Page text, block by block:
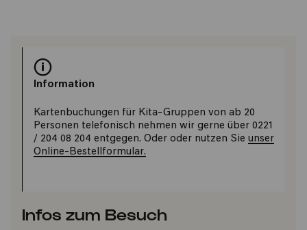
Information
Kartenbuchungen für Kita-Gruppen von ab 20
Personen telefonisch nehmen wir gerne über 0221
/ 204 08 204 entgegen. Oder oder nutzen Sie unser
Online-Bestellformular.
Infos zum Besuch